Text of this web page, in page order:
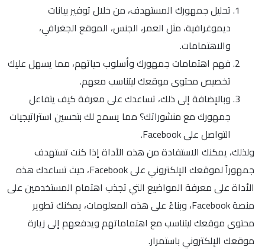
تحليل جمهورك المستهدف، من خلال توفير بيانات
ديموغرافية، مثل العمر، الجنس، الموقع الجغرافي،
والاهتمامات.
فهم اهتمامات جمهورك وأسلوب حياتهم، مما يسهل عليك
تخصيص محتوى موقعك ليتناسب معهم.
وبالإضافة إلى ذلك، تساعدك على معرفة كيف يتفاعل
جمهورك مع منشوراتك؟ مما يسمح لك بتحسين استراتيجيات
التواصل على Facebook.
ولذلك، يمكنك الاستفادة من هذه الأداة إذا كنت تستهدف
جمهوراً لموقعك الإلكتروني على Facebook، حيث تساعدك هذه
الأداة على معرفة المواضيع التي تجذب اهتمام المستخدمين على
منصة Facebook، وبناءً على هذه المعلومات، يمكنك تطوير
محتوى موقعك ليتناسب مع اهتماماتهم ويدفعهم إلى زيارة
موقعك الإلكتروني باستمرار.